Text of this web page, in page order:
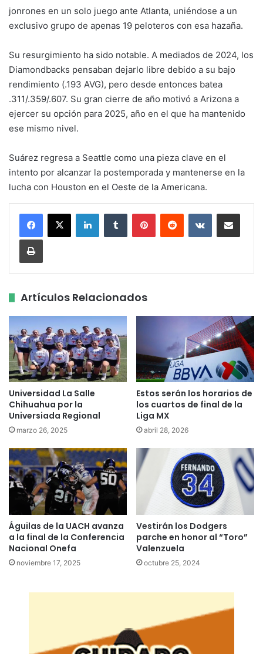
jonrones en un solo juego ante Atlanta, uniéndose a un
exclusivo grupo de apenas 19 peloteros con esa hazaña.
Su resurgimiento ha sido notable. A mediados de 2024, los
Diamondbacks pensaban dejarlo libre debido a su bajo
rendimiento (.193 AVG), pero desde entonces batea
.311/.359/.607. Su gran cierre de año motivó a Arizona a
ejercer su opción para 2025, año en el que ha mantenido
ese mismo nivel.
Suárez regresa a Seattle como una pieza clave en el
intento por alcanzar la postemporada y mantenerse en la
lucha con Houston en el Oeste de la Americana.
LinkedInTumblr PinterestReddit VKontakteShare via Email
Print
Artículos Relacionados
Universidad La Salle
Chihuahua por la
Universiada Regional
marzo 26, 2025
Estos serán los horarios de
los cuartos de final de la
Liga MX
abril 28, 2026
Águilas de la UACH avanza
a la final de la Conferencia
Nacional Onefa
noviembre 17, 2025
Vestirán los Dodgers
parche en honor al “Toro”
Valenzuela
octubre 25, 2024